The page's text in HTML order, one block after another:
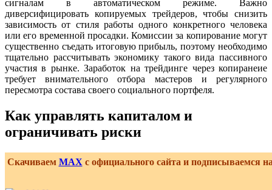
сигналам в автоматическом режиме. Важно
диверсифицировать копируемых трейдеров, чтобы снизить
зависимость от стиля работы одного конкретного человека
или его временной просадки. Комиссии за копирование могут
существенно съедать итоговую прибыль, поэтому необходимо
тщательно рассчитывать экономику такого вида пассивного
участия в рынке. Заработок на трейдинге через копиранеие
требует внимательного отбора мастеров и регулярного
пересмотра состава своего социального портфеля.
Как управлять капиталом и
ограничивать риски
Скачиваем MAX с официального сайта и подписываемся